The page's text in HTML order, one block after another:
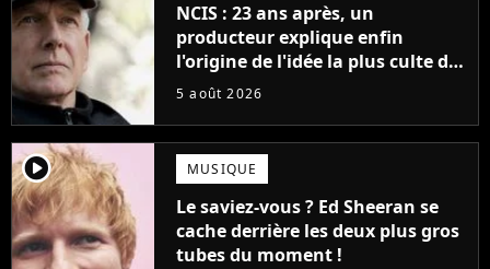
NCIS : 23 ans après, un
producteur explique enfin
l'origine de l'idée la plus culte de
la série (et on ne parle pas du
5 août 2026
player2 MUSIQUE
Le saviez-vous ? Ed Sheeran se
cache derrière les deux plus gros
tubes du moment !